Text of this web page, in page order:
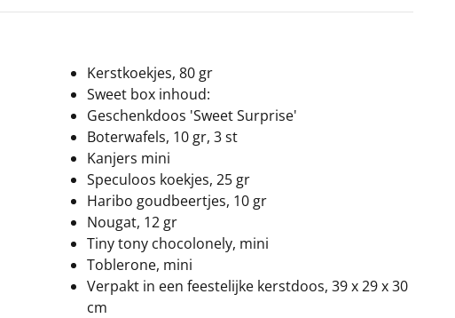
Kerstkoekjes, 80 gr
Sweet box inhoud:
Geschenkdoos 'Sweet Surprise'
Boterwafels, 10 gr, 3 st
Kanjers mini
Speculoos koekjes, 25 gr
Haribo goudbeertjes, 10 gr
Nougat, 12 gr
Tiny tony chocolonely, mini
Toblerone, mini
Verpakt in een feestelijke kerstdoos, 39 x 29 x 30
cm